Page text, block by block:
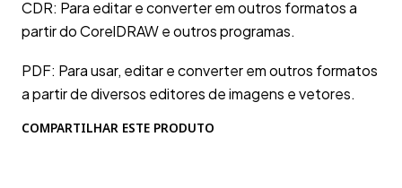
CDR: Para editar e converter em outros formatos a
partir do CorelDRAW e outros programas.
PDF: Para usar, editar e converter em outros formatos
a partir de diversos editores de imagens e vetores.
COMPARTILHAR ESTE PRODUTO